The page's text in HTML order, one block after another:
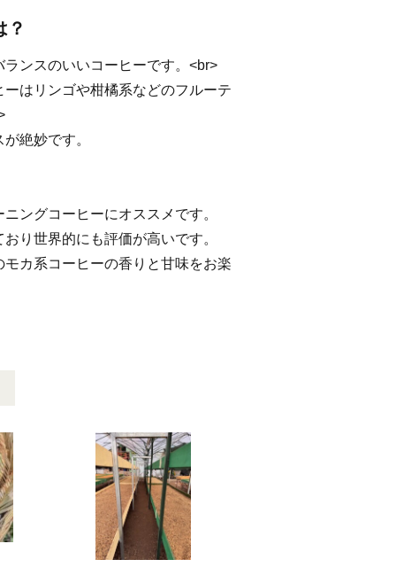
？
ンスのいいコーヒーです。<br>
はリンゴや柑橘系などのフルーテ
絶妙です。
ングコーヒーにオススメです。
り世界的にも評価が高いです。
カ系コーヒーの香りと甘味をお楽